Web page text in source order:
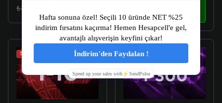
₺89.99
₺299.99
İncele
Sale Sale